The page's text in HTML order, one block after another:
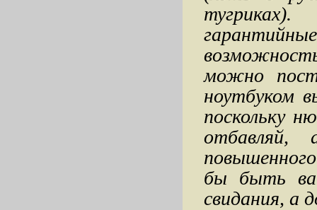
можно
ноутбуком
поскольку
отбавляй,
бы быть
свидания, а